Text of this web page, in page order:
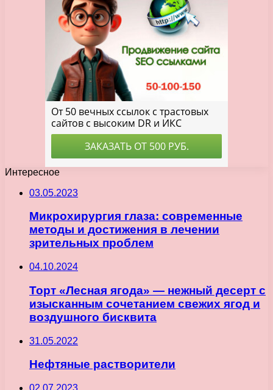
Интересное
03.05.2023
Микрохирургия глаза: современные
методы и достижения в лечении
зрительных проблем
04.10.2024
Торт «Лесная ягода» — нежный десерт с
изысканным сочетанием свежих ягод и
воздушного бисквита
31.05.2022
Нефтяные растворители
02.07.2023